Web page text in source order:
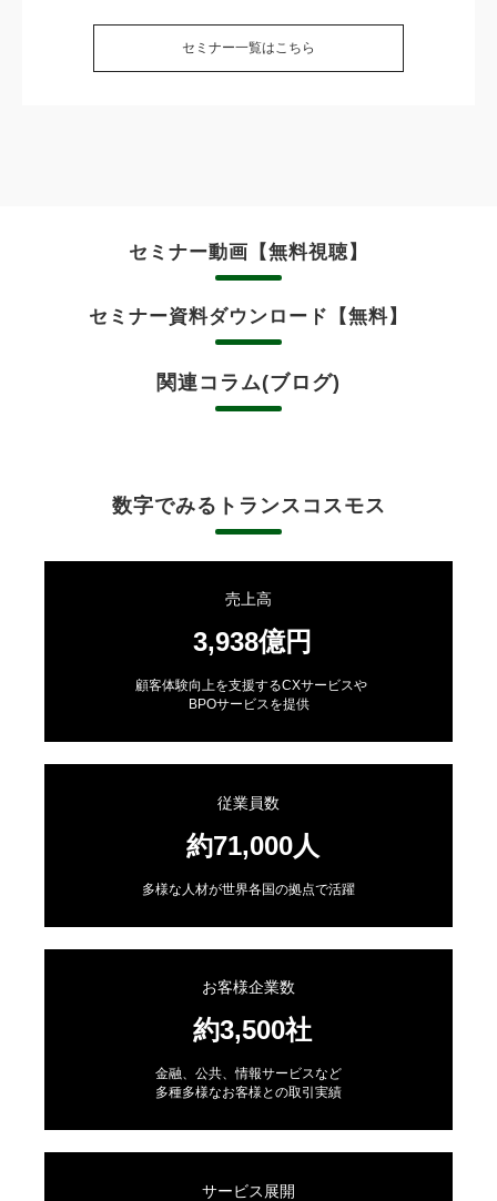
セミナー一覧はこちら
セミナー動画【無料視聴】
セミナー資料ダウンロード【無料】
関連コラム(ブログ)
数字でみるトランスコスモス
売上高
3,938億円
顧客体験向上を支援するCXサービスや
BPOサービスを提供
従業員数
約71,000人
多様な人材が世界各国の拠点で活躍
お客様企業数
約3,500社
金融、公共、情報サービスなど
多種多様なお客様との取引実績
サービス展開